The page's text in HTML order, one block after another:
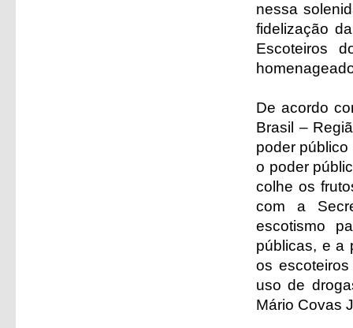
nessa
fidelização
Escoteiros
De acordo
Brasil –
poder
o poder
colhe os
com a
escotismo
públicas, e a
os
uso de
Mário Covas